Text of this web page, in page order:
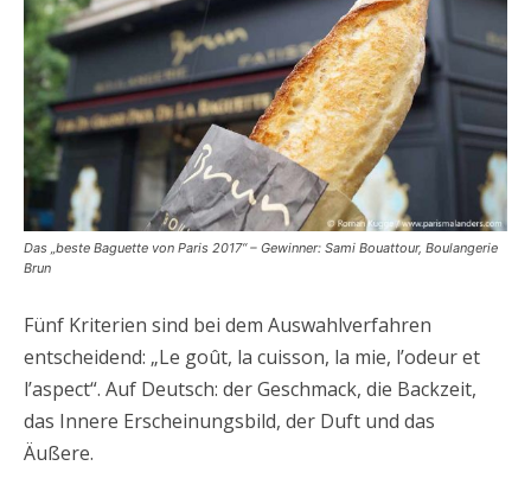
Das „beste Baguette von Paris 2017“ – Gewinner: Sami Bouattour, Boulangerie
Brun
Fünf Kriterien sind bei dem Auswahlverfahren
entscheidend: „Le goût, la cuisson, la mie, l’odeur et
l’aspect“. Auf Deutsch: der Geschmack, die Backzeit,
das Innere Erscheinungsbild, der Duft und das
Äußere.